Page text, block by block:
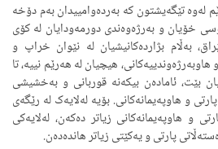
لەوە تێگەیشتون کە بەردەوامییدان بەم دۆخە
خۆیان و بەرژەوەندی دورمەودایان لە کۆی
بەڵام بژاردەکانیشیان لە نێوان خراپ و
هیچیان لە هەرێم نییە، تا
بێت، ئامادەن بیکەنە قوربانی و بەخشیشی
و هاوپەیمانەکانی. بۆیە لەلایەک لە رێگەی
و هاوپەیمانەکانی زیاتر دەکەن، لەلایەکی
پارتی و یەکێتی زیاتر هاندەدەن.